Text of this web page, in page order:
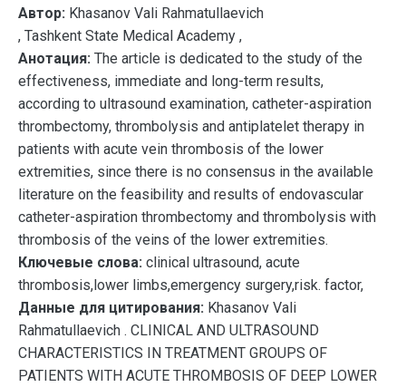
Автор: Khasanov Vali Rahmatullaevich
, Tashkent State Medical Academy ,
Анотация: The article is dedicated to the study of the
effectiveness, immediate and long-term results,
according to ultrasound examination, catheter-aspiration
thrombectomy, thrombolysis and antiplatelet therapy in
patients with acute vein thrombosis of the lower
extremities, since there is no consensus in the available
literature on the feasibility and results of endovascular
catheter-aspiration thrombectomy and thrombolysis with
thrombosis of the veins of the lower extremities.
Ключевые слова: clinical ultrasound, acute
thrombosis,lower limbs,emergency surgery,risk. factor,
Данные для цитирования: Khasanov Vali
Rahmatullaevich . CLINICAL AND ULTRASOUND
CHARACTERISTICS IN TREATMENT GROUPS OF
PATIENTS WITH ACUTE THROMBOSIS OF DEEP LOWER